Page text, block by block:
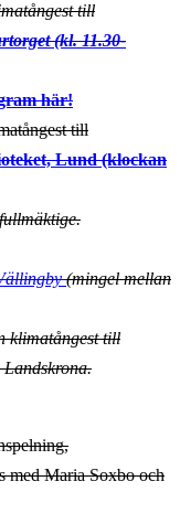
till
(kl. 11.30-
här!
till
Lund (klockan
(mingel mellan
klimatångest till
med Maria Soxbo och